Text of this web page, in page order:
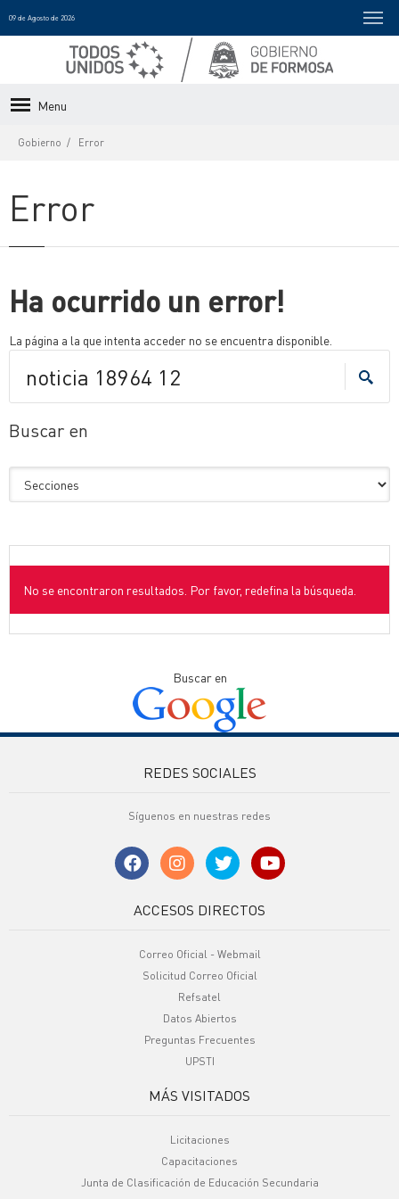
09 de Agosto de 2026
Menu
Gobierno Error
Error
Ha ocurrido un error!
La página a la que intenta acceder no se encuentra disponible.
Buscar en
No se encontraron resultados. Por favor, redefina la búsqueda.
Buscar en
REDES SOCIALES
Síguenos en nuestras redes
ACCESOS DIRECTOS
Correo Oficial - Webmail
Solicitud Correo Oficial
Refsatel
Datos Abiertos
Preguntas Frecuentes
UPSTI
MÁS VISITADOS
Licitaciones
Capacitaciones
Junta de Clasificación de Educación Secundaria